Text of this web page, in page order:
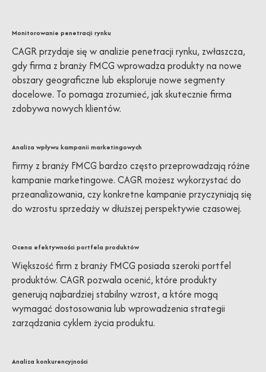
Monitorowanie penetracji rynku
CAGR przydaje się w analizie penetracji rynku, zwłaszcza,
gdy firma z branży FMCG wprowadza produkty na nowe
obszary geograficzne lub eksploruje nowe segmenty
docelowe. To pomaga zrozumieć, jak skutecznie firma
zdobywa nowych klientów.
Analiza wpływu kampanii marketingowych
Firmy z branży FMCG bardzo często przeprowadzają różne
kampanie marketingowe. CAGR możesz wykorzystać do
przeanalizowania, czy konkretne kampanie przyczyniają się
do wzrostu sprzedaży w dłuższej perspektywie czasowej.
Ocena efektywności portfela produktów
Większość firm z branży FMCG posiada szeroki portfel
produktów. CAGR pozwala ocenić, które produkty
generują najbardziej stabilny wzrost, a które mogą
wymagać dostosowania lub wprowadzenia strategii
zarządzania cyklem życia produktu.
Analiza konkurencyjności